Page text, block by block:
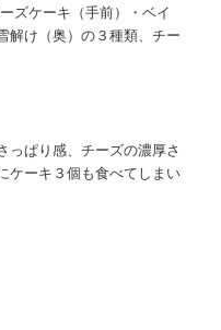
ズケーキ（手前）・ベイ
解け（奥）の３種類、チー
っぱり感、チーズの濃厚さ
ケーキ３個も食べてしまい